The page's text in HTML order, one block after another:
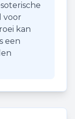
voor
kan
een